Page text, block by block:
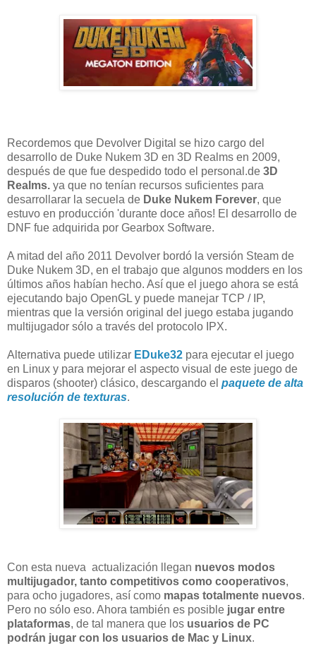
Recordemos que Devolver Digital se hizo cargo del
desarrollo de Duke Nukem 3D en 3D Realms en 2009,
después de que fue despedido todo el personal .de 3D
Realms. ya que no tenían recursos suficientes para
desarrollarar la secuela de Duke Nukem Forever, que
estuvo en producción 'durante doce años! El desarrollo de
DNF fue adquirida por Gearbox Software.
A mitad del año 2011 Devolver bordó la versión Steam de
Duke Nukem 3D, en el trabajo que algunos modders en los
últimos años habían hecho. Así que el juego ahora se está
ejecutando bajo OpenGL y puede manejar TCP / IP,
mientras que la versión original del juego estaba jugando
multijugador sólo a través del protocolo IPX.
Alternativa puede utilizar EDuke32 para ejecutar el juego
en Linux y para mejorar el aspecto visual de este juego de
disparos (shooter) clásico, descargando el paquete de alta
resolución de texturas.
Con esta nueva actualización llegan nuevos modos
multijugador, tanto competitivos como cooperativos,
para ocho jugadores, así como mapas totalmente nuevos.
Pero no sólo eso. Ahora también es posible jugar entre
plataformas, de tal manera que los usuarios de PC
podrán jugar con los usuarios de Mac y Linux.